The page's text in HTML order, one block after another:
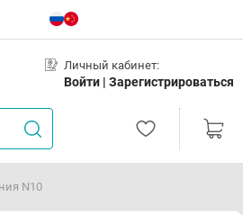
Личный кабинет:
Войти | Зарегистрироваться
N10